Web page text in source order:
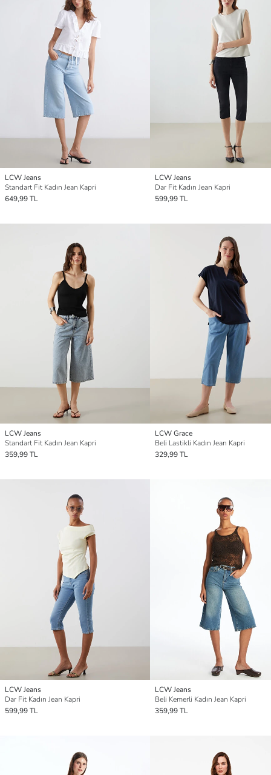
LCW Jeans
Standart Fit Kadın Jean Kapri
649,99 TL
LCW Jeans
Dar Fit Kadın Jean Kapri
599,99 TL
LCW Jeans
Standart Fit Kadın Jean Kapri
359,99 TL
LCW Grace
Beli Lastikli Kadın Jean Kapri
329,99 TL
LCW Jeans
Dar Fit Kadın Jean Kapri
599,99 TL
LCW Jeans
Beli Kemerli Kadın Jean Kapri
359,99 TL